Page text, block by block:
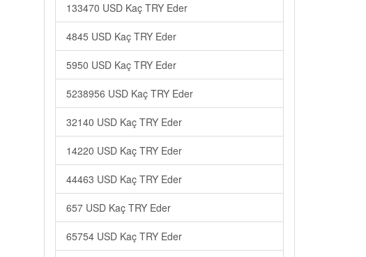
133470 USD Kaç TRY Eder
4845 USD Kaç TRY Eder
5950 USD Kaç TRY Eder
5238956 USD Kaç TRY Eder
32140 USD Kaç TRY Eder
14220 USD Kaç TRY Eder
44463 USD Kaç TRY Eder
657 USD Kaç TRY Eder
65754 USD Kaç TRY Eder